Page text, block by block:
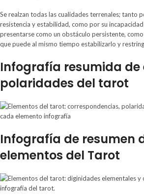
Se realzan todas las cualidades terrenales; tanto
resistencia y estabilidad, como por su
presentarse como un obstáculo persistente,
que puede al mismo tiempo estabilizarlo y
Infografía resumida de
polaridades del tarot
Infografía de resumen
elementos del Tarot